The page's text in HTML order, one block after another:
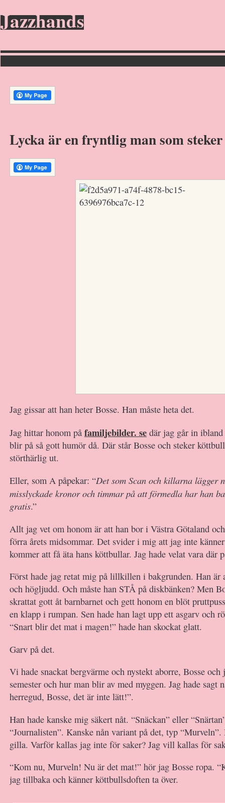
Jazzhands
Lycka är en fryntlig man som
Jag gissar att han heter Bosse. Han måste heta det.
Jag hittar honom på familjebilder. se där jag går in
blir på så gott humör då. Där står Bosse och steker
störthärlig ut.
Eller, som A påpekar: “Det som Scan och killarna lägger
misslyckade kronor och timmar på att förmedla har han
gratis.”
Allt jag vet om honom är att han bor i Västra Götaland
förra årets midsommar. Det svider i mig att jag inte
kommer att få äta hans köttbullar. Jag hade velat vara där
Först hade jag retat mig på lillkillen i bakgrunden. Han är
och högljudd. Och måste han STÅ på diskbänken? Men
skrattat gott åt barnbarnet och gett honom en blöt
en klapp i rumpan. Sen hade han lagt upp ett asgarv och
“Snart blir det mat i magen!” hade han skockat glatt.
Garv på det.
Vi hade snackat bergvärme och nystekt aborre, Bosse och
semester och hur man blir av med myggen. Jag hade sagt
herregud, Bosse, det är inte lätt!”.
Han hade kanske mig säkert nåt. “Snäckan” eller
“Journalisten”. Kanske nån variant på det, typ
gilla. Varför kallas jag inte för saker? Jag vill kallas för
“Kom nu, Murveln! Nu är det mat!” hör jag Bosse ropa.
jag tillbaka och känner köttbullsdoften ta över.